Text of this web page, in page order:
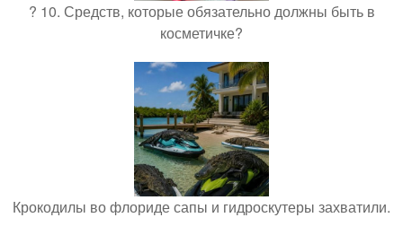
? 10. Средств, которые обязательно должны быть в
косметичке?
Крокодилы во флориде сапы и гидроскутеры захватили.